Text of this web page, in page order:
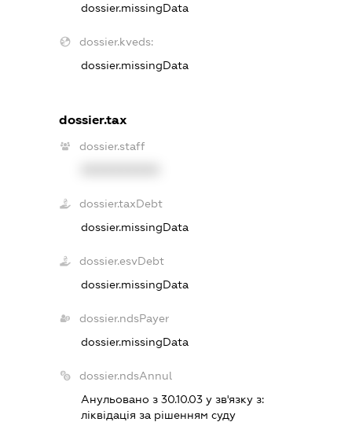
dossier.missingData
dossier.kveds:
dossier.missingData
dossier.tax
dossier.staff
dossier.taxDebt
dossier.missingData
dossier.esvDebt
dossier.missingData
dossier.ndsPayer
dossier.missingData
dossier.ndsAnnul
Анульовано з 30.10.03 у зв'язку з:
лiквiдацiя за рiшенням суду